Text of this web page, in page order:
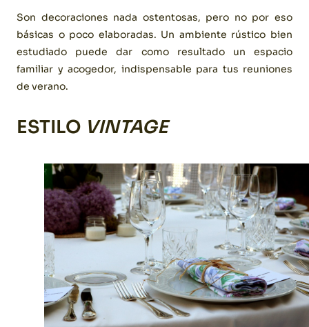
Son decoraciones nada ostentosas, pero no por eso
básicas o poco elaboradas. Un ambiente rústico bien
estudiado puede dar como resultado un espacio
familiar y acogedor, indispensable para tus reuniones
de verano.
ESTILO VINTAGE